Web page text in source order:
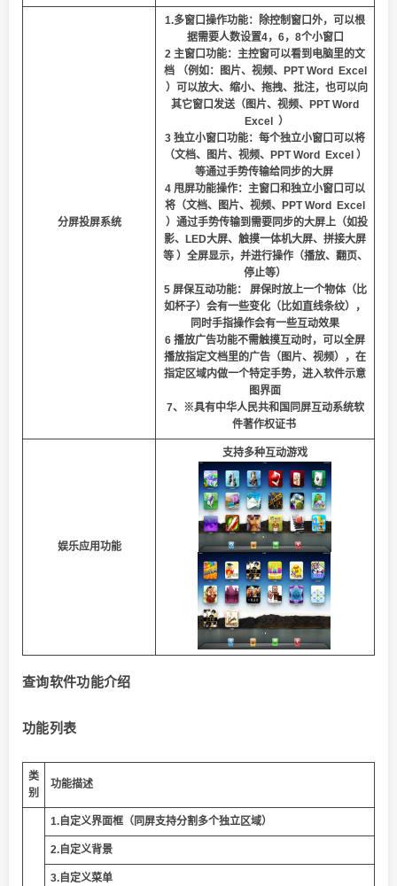
分屏投屏系统
1.多窗口操作功能：除控制窗口外，可以根
据需要人数设置4，6，8个小窗口
2 主窗口功能：主控窗可以看到电脑里的文
档 （例如：图片、视频、PPT Word Excel
）可以放大、缩小、拖拽、批注，也可以向
其它窗口发送（图片、视频、PPT Word
Excel ）
3 独立小窗口功能：每个独立小窗口可以将
（文档、图片、视频、PPT Word Excel ）
等通过手势传输给同步的大屏
4 甩屏功能操作：主窗口和独立小窗口可以
将（文档、图片、视频、PPT Word Excel
）通过手势传输到需要同步的大屏上（如投
影、LED大屏、触摸一体机大屏、拼接大屏
等 ）全屏显示，并进行操作（播放、翻页、
停止等）
5 屏保互动功能： 屏保时放上一个物体（比
如杯子）会有一些变化（比如直线条纹），
同时手指操作会有一些互动效果
6 播放广告功能不需触摸互动时，可以全屏
播放指定文档里的广告（图片、视频），在
指定区域内做一个特定手势，进入软件示意
图界面
7、※具有中华人民共和国同屏互动系统软
件著作权证书
娱乐应用功能
支持多种互动游戏
查询软件功能介绍
功能列表
类
别
功能描述
1.自定义界面框（同屏支持分割多个独立区域）
2.自定义背景
3.自定义菜单